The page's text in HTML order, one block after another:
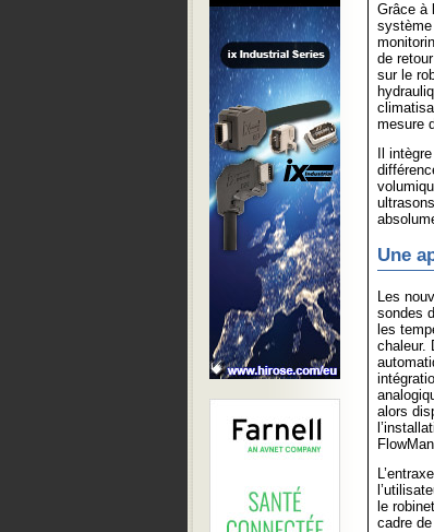
Grâce à
système
de
sur le
mesure
Il
Une
Les
sondes
les
chaleur.
alors
le
cadre